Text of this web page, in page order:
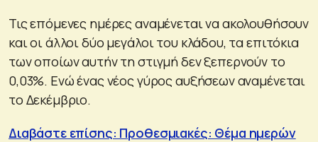
Τις επόμενες ημέρες αναμένεται να ακολουθήσουν
και οι άλλοι δύο μεγάλοι του κλάδου, τα επιτόκια
των οποίων αυτήν τη στιγμή δεν ξεπερνούν το
0,03%. Ενώ ένας νέος γύρος αυξήσεων αναμένεται
το Δεκέμβριο.
Διαβάστε επίσης: Προθεσμιακές: Θέμα ημερών